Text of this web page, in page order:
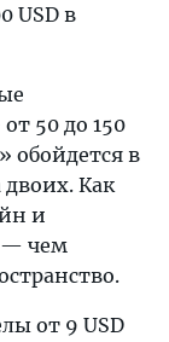
USD в
50 до 150
обойдется в
Как
и
— чем
от 9 USD